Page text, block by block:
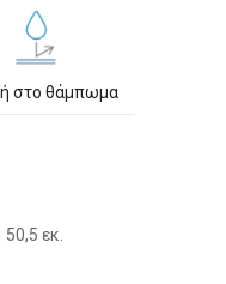
στο θάμπωμα
50,5 εκ.